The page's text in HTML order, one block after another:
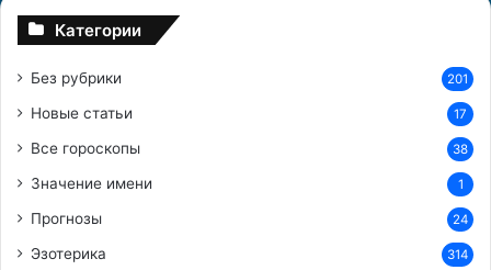
Категории
Без рубрики 201
Новые статьи 17
Все гороскопы 38
Значение имени 1
Прогнозы 24
Эзотерика 314